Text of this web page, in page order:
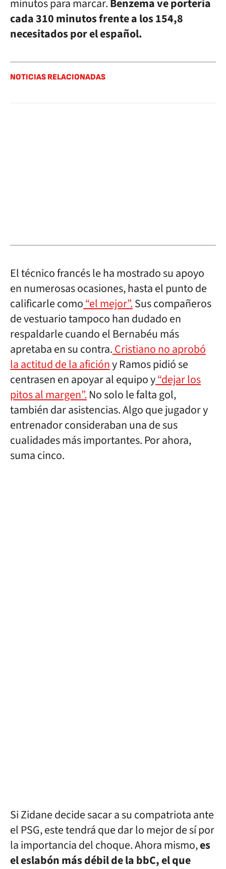
minutos para marcar.Benzema ve portería
cada 310 minutos frente a los 154,8
necesitados por el español.
NOTICIAS RELACIONADAS
El técnico francés le ha mostrado su apoyo
en numerosas ocasiones, hasta el punto de
calificarle como“el mejor”.Sus compañeros
de vestuario tampoco han dudado en
respaldarle cuando el Bernabéu más
apretaba en su contra.Cristiano no aprobó
la actitud de la aficióny Ramos pidió se
centrasen en apoyar al equipo y“dejar los
pitos al margen”. No solo le falta gol,
también dar asistencias. Algo que jugador y
entrenador consideraban una de sus
cualidades más importantes. Por ahora,
suma cinco.
Si Zidane decide sacar a su compatriota ante
el PSG, este tendrá que dar lo mejor de sí por
la importancia del choque. Ahora mismo,es
el eslabón más débil de la bbC, el que